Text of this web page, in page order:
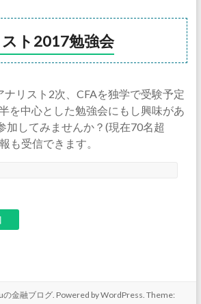
ト2017勉強会
ナリスト2次、CFAを独学で受験予定
を中心とした勉強会にもし興味があ
加してみませんか？(現在70名超
も受信できます。
の金融ブログ. Powered byWordPress. Theme: